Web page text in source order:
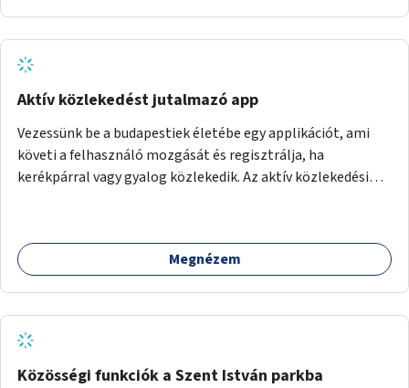
addig, amíg komolyabb forgalomcsillapítások és zöldítések
nem létesülnek a Mester utcában.
Aktív közlekedést jutalmazó app
Vezessünk be a budapestiek életébe egy applikációt, ami
követi a felhasználó mozgását és regisztrálja, ha
kerékpárral vagy gyalog közlekedik. Az aktív közlekedési
felhasználó.
Megnézem
Közösségi funkciók a Szent István parkba